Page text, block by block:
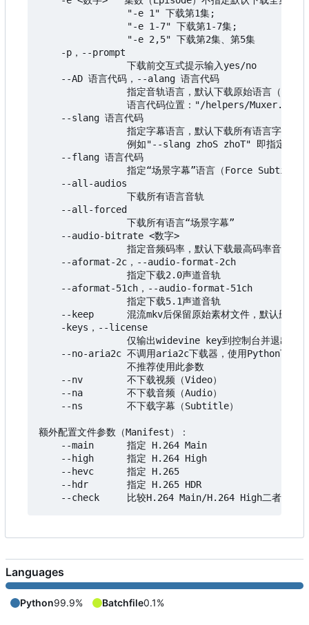
                "-e 1" 下载第1集;
                "-e 1-7" 下载第1-7集;
                "-e 2,5" 下载第2集、第5集
    -p
， --prompt
                下载前交互式提示输入yes/no
    --AD 语言代码，--alang 语言代码
指定音轨语言，默认下载原始语言（
                语言代码位置："/helpers/Muxer.py"
    --slang 语言代码
                指定字幕语言，默认下载所有语言字幕，
例如"--slang zhoS zhoT" 即指定简体
    --flang 语言代码
                指定“场景字幕”语言（Force Subtitle
    --all-audios
                下载所有语言音轨
    --all-forced
                下载所有语言“场景字幕”
    --audio-bitrate <数字>
指定音频码率，默认下载最高码率音轨，
    --aformat-2c
， --audio-format-2ch
                指定下载2.0声道音轨
    --aformat-51ch
， --audio-format-51ch
                指定下载5.1声道音轨
    --keep      混流mkv后保留原始素材文件，默认删除
    -keys
， --license
                仅输出widevine key到控制台并退出
--no-aria2c 不调用aria2c下载器，使用Python下载
                不推荐使用此参数
    --nv        不下载视频（Video
）
    --na        不下载音频（Audio
）
    --ns        不下载字幕（Subtitle
）
额外配置文件参数（Manifest）：
    --main      指定 H.264 Main
    --high      指定 H.264 High
    --hevc      指定 H.265
    --hdr       指定 H.265 HDR
Languages
Python99.9% Batchfile0.1%